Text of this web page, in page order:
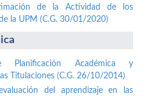
de la Actividad de los
la UPM (C.G. 30/01/2020)
Planificación Académica y
Titulaciones (C.G. 26/10/2014)
del aprendizaje en las